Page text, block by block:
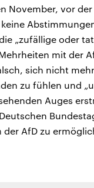
November, vor der
„zufällige oder
mit der
sich nicht
zu fühlen und
Auges
der AfD zu